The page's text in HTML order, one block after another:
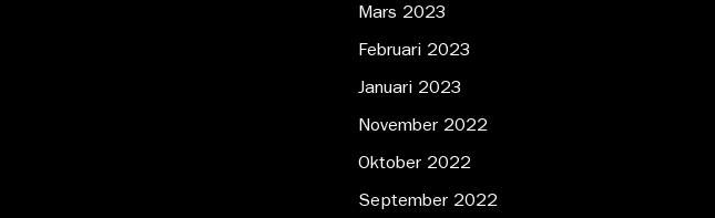
Mars 2023
Februari 2023
Januari 2023
November 2022
Oktober 2022
September 2022